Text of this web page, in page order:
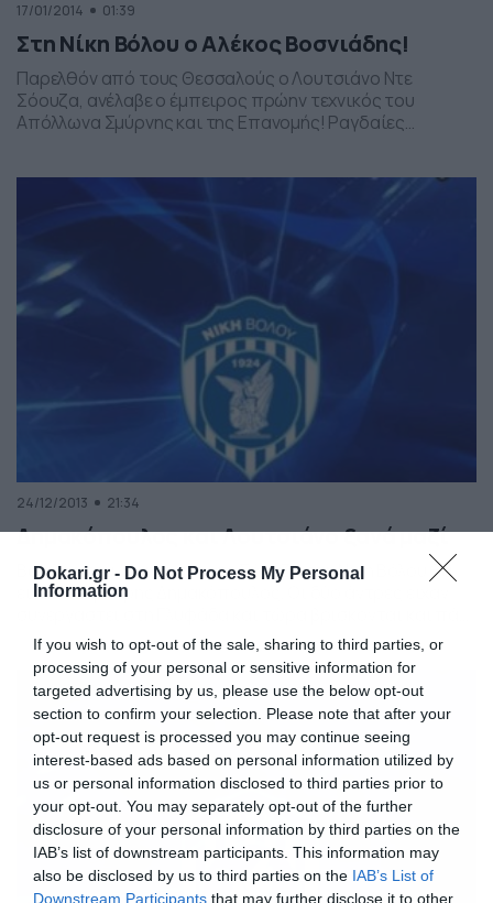
Dokari.gr - Do Not Process My Personal
Information
If you wish to opt-out of the sale, sharing to third parties, or
processing of your personal or sensitive information for
targeted advertising by us, please use the below opt-out
section to confirm your selection. Please note that after your
opt-out request is processed you may continue seeing
interest-based ads based on personal information utilized by
us or personal information disclosed to third parties prior to
your opt-out. You may separately opt-out of the further
disclosure of your personal information by third parties on the
IAB’s list of downstream participants. This information may
also be disclosed by us to third parties on the IAB’s List of
Downstream Participants that may further disclose it to other
17/01/2014 01:39
Στη Νίκη Βόλου ο Αλέκος Βοσνιάδης!
Παρελθόν από τους Θεσσαλούς ο Λουτσιάνο Ντε
Σόουζα, ανέλαβε ο έμπειρος πρώην τεχνικός του
Απόλλωνα Σμύρνης και της Επανομής! Ραγδαίες
των Θεσσαλών, παρά τη νίκη χωρίς αντίκρισμα με τον
Απόλλωνα Σμύρνης στο Κύπελλο (1-0), που
οριστικοποίησε τον αποκλεισμό από το […]
24/12/2013 21:34
Δημακόπουλος και Λουτσιάνο ξανά μαζί
Βοηθός του Λουτσιάνο ντε Σόουζα στη Νίκη Βόλου θα
είναι ο Δημήτρης Δημακόπουλος. Οι δύο άντρες είχαν
μαζί αυτή τη φορά για στην ομάδα του Βόλου, μιας και ο
Δημακόπουλος υπέγραψε συμβόλαιο με αυτήν.